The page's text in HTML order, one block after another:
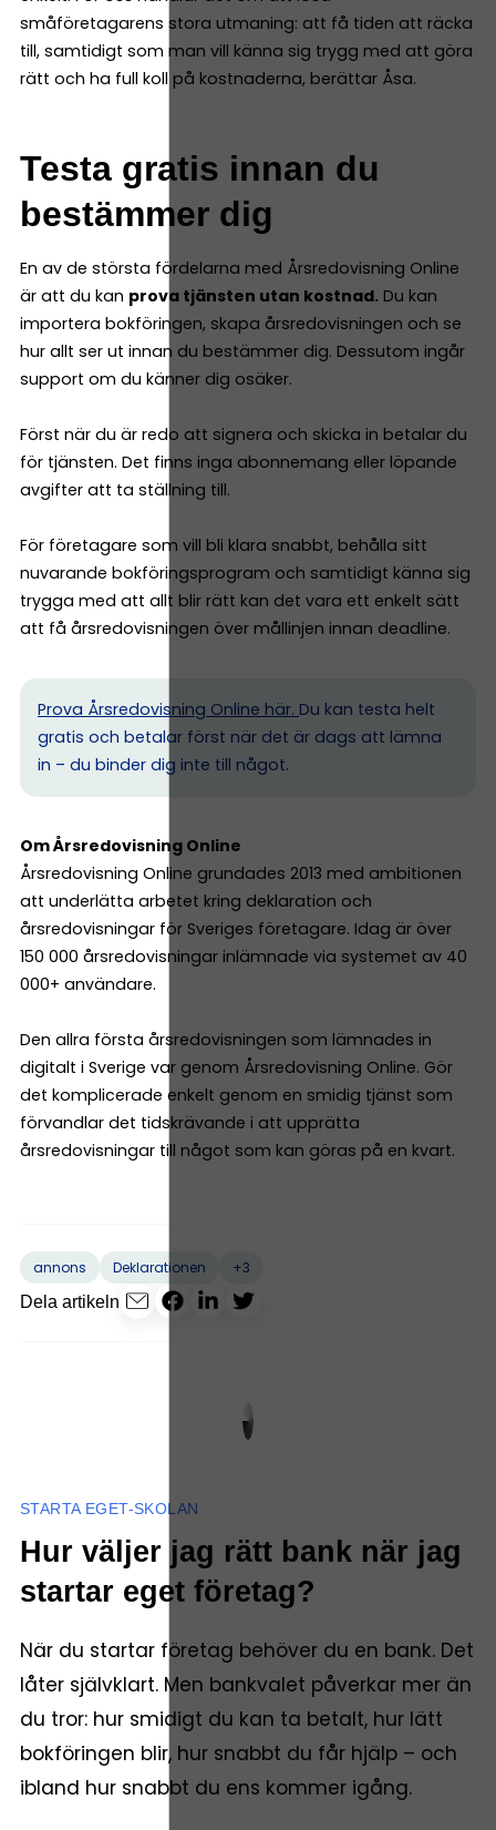
småföretagarens stora utmaning: att få tiden att räcka
till, samtidigt som man vill känna sig trygg med att göra
rätt och ha full koll på kostnaderna, berättar Åsa.
Testa gratis innan du
bestämmer dig
En av de största fördelarna med Årsredovisning Online
är att du kan prova tjänsten utan kostnad. Du kan
importera bokföringen, skapa årsredovisningen och se
hur allt ser ut innan du bestämmer dig. Dessutom ingår
support om du känner dig osäker.
Först när du är redo att signera och skicka in betalar du
för tjänsten. Det finns inga abonnemang eller löpande
avgifter att ta ställning till.
För företagare som vill bli klara snabbt, behålla sitt
nuvarande bokföringsprogram och samtidigt känna sig
trygga med att allt blir rätt kan det vara ett enkelt sätt
att få årsredovisningen över mållinjen innan deadline.
Prova Årsredovisning Online här. Du kan testa helt
gratis och betalar först när det är dags att lämna
in – du binder dig inte till något.
Om Årsredovisning Online
Årsredovisning Online grundades 2013 med ambitionen
att underlätta arbetet kring deklaration och
årsredovisningar för Sveriges företagare. Idag är över
150 000 årsredovisningar inlämnade via systemet av 40
000+ användare.
Den allra första årsredovisningen som lämnades in
digitalt i Sverige var genom Årsredovisning Online. Gör
det komplicerade enkelt genom en smidig tjänst som
förvandlar det tidskrävande i att upprätta
årsredovisningar till något som kan göras på en kvart.
annons Deklarationen
+3
Dela artikeln
STARTA EGET-SKOLAN
Hur väljer jag rätt bank när jag
startar eget företag?
När du startar företag behöver du en bank. Det
låter självklart. Men bankvalet påverkar mer än
du tror: hur smidigt du kan ta betalt, hur lätt
bokföringen blir, hur snabbt du får hjälp – och
ibland hur snabbt du ens kommer igång.